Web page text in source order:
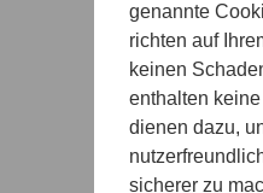
genannte
richten auf
keinen
enthalten
dienen dazu,
sicherer zu